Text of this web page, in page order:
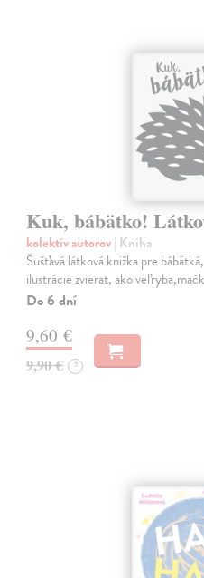
Kuk, bábätko!
kolektív autorov| Kniha
Šušťavá látková knižka pre
ilustrácie zvierat, ako
Do 6 dní
9,60 €
9,90 € ?